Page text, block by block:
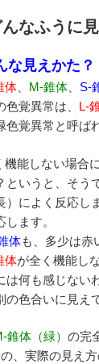
なふうに見
見えかた？
体 M-錐体 S-
覚異常は、 L-
覚異常と呼ば
機能しない場合
というと、そう
）によく反応し
ます。
体も、多少は赤
体が全く機能し
は何も感じない
色合いに見え
錐体（緑） の完
、実際の見え